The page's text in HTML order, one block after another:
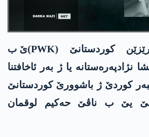
پارتیا وەلاتپارێزێن کوردستانێ (PWK)ێ ب
نژادپەرەستانە یا ژ بەر ئاخافتنا
کوردێ ژ باشوورێ کوردستانێ
یێ ب ناڤێ حەکیم لوقمان